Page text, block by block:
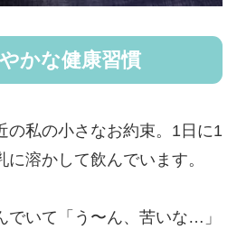
かな健康習慣
の私の小さなお約束。1日に1
溶かして飲んでいます。
でいて「う〜ん、苦いな…」